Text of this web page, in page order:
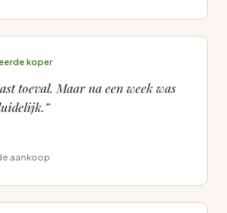
koper
toeval. Maar na een week was
aankoop